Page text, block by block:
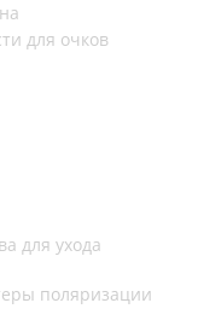
для очков
для ухода
поляризации